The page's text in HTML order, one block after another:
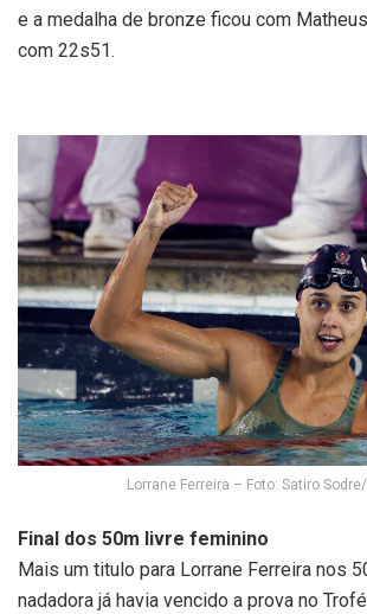
e a medalha de bronze ficou com
com 22s51.
Lorrane Ferreira – Foto: Satiro
Final dos 50m livre feminino
Mais um titulo para Lorrane Ferreira nos
nadadora já havia vencido a prova no